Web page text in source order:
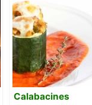
Calabacines